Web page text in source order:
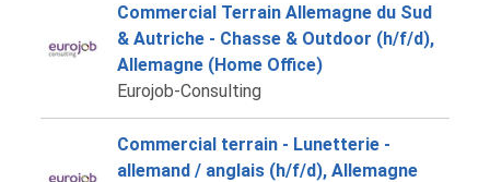
Commercial Terrain Allemagne du Sud
& Autriche - Chasse & Outdoor (h/f/d),
Allemagne (Home Office)
Eurojob-Consulting
Commercial terrain - Lunetterie -
allemand / anglais (h/f/d), Allemagne